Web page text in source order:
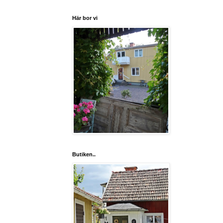
Här bor vi
Butiken..